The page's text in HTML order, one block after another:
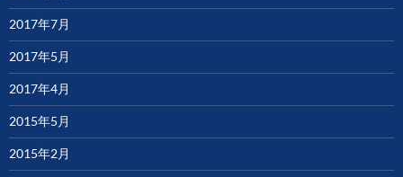
2017年7月
2017年5月
2017年4月
2015年5月
2015年2月